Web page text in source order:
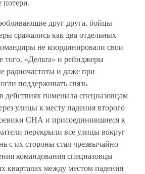
потери.
друг друга, бойцы
сражались как два отдельных
не координировали свои
того, «Дельта» и рейнджеры
радиочастоты и даже при
поддерживать связь.
действиях помешала спецназовцам
улицы к месту падения второго
СНА и присоединившиеся к
перекрыли все улицы вокруг
с их стороны стал чрезвычайно
командования спецназовцы
кварталах между местом падения